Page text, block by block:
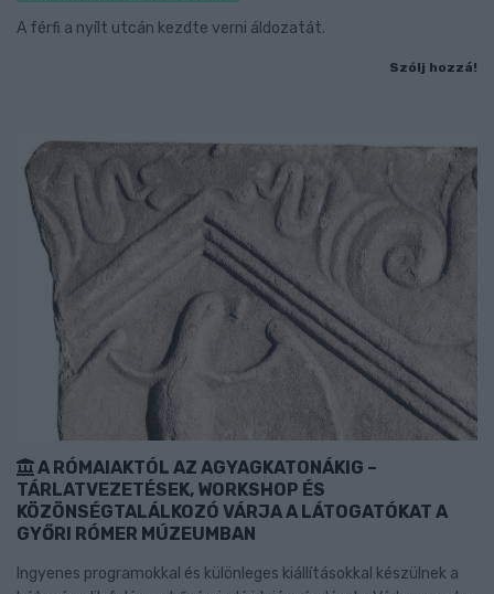
A férfi a nyílt utcán kezdte verni áldozatát.
Szólj hozzá!
A RÓMAIAKTÓL AZ AGYAGKATONÁKIG –
TÁRLATVEZETÉSEK, WORKSHOP ÉS
KÖZÖNSÉGTALÁLKOZÓ VÁRJA A LÁTOGATÓKAT A
GYŐRI RÓMER MÚZEUMBAN
Ingyenes programokkal és különleges kiállításokkal készülnek a